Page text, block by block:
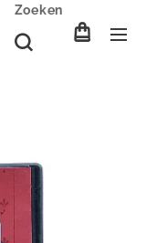
Zoeken